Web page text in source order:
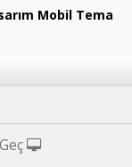
Mobil Tema